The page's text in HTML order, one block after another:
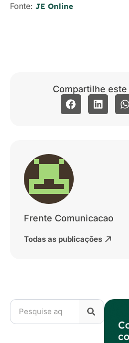
Fonte: JE Online
Compartilhe
Frente Comunicacao
Todas as publicações